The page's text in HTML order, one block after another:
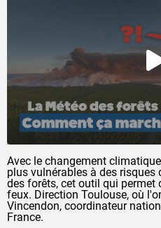
Avec le changement
plus vulnérables à des risques
des forêts, cet outil qui permet
feux. Direction Toulouse, où
Vincendon, coordinateur
France.